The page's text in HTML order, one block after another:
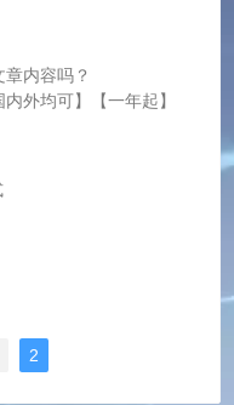
内容吗？
外均可】【一年起】
2